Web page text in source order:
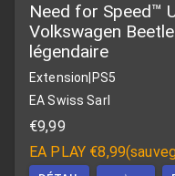
Need for Speed™
Volkswagen
légendaire
Extension PS5
EA Swiss Sarl
€9,99
EA PLAY €8,99(